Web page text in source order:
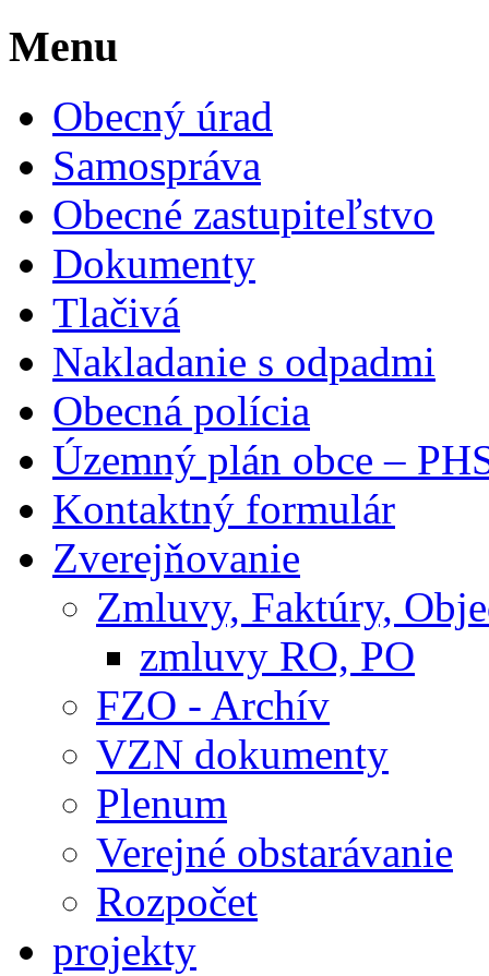
Menu
Obecný úrad
Samospráva
Obecné zastupiteľstvo
Dokumenty
Tlačivá
Nakladanie s odpadmi
Obecná polícia
Územný plán obce –
Kontaktný formulár
Zverejňovanie
Zmluvy, Faktúry,
zmluvy RO, PO
FZO - Archív
VZN dokumenty
Plenum
Verejné obstarávanie
Rozpočet
projekty